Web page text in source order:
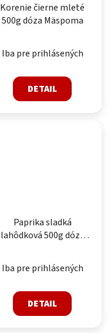
Korenie čierne mleté
500g dóza Mäspoma
Iba pre prihlásených
DETAIL
Paprika sladká
lahôdková 500g dóza
Iba pre prihlásených
DETAIL